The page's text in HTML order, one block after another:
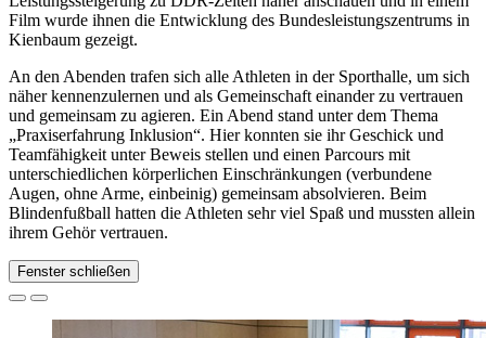
Film wurde ihnen die Entwicklung des Bundesleistungszentrums in
Kienbaum gezeigt.
An den Abenden trafen sich alle Athleten in der Sporthalle, um sich
näher kennenzulernen und als Gemeinschaft einander zu vertrauen
und gemeinsam zu agieren. Ein Abend stand unter dem Thema
„Praxiserfahrung Inklusion“. Hier konnten sie ihr Geschick und
Teamfähigkeit unter Beweis stellen und einen Parcours mit
unterschiedlichen körperlichen Einschränkungen (verbundene
Augen, ohne Arme, einbeinig) gemeinsam absolvieren. Beim
Blindenfußball hatten die Athleten sehr viel Spaß und mussten allein
ihrem Gehör vertrauen.
Fenster schließen